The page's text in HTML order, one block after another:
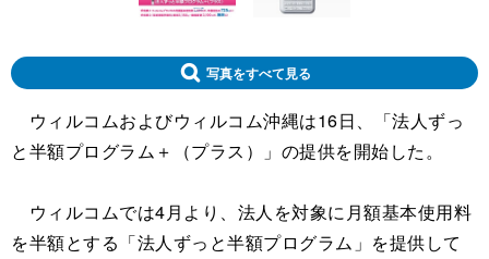
写真をすべて見る
ウィルコムおよびウィルコム沖縄は16日、「法人ずっ
と半額プログラム＋（プラス）」の提供を開始した。
ウィルコムでは4月より、法人を対象に月額基本使用料
を半額とする「法人ずっと半額プログラム」を提供して